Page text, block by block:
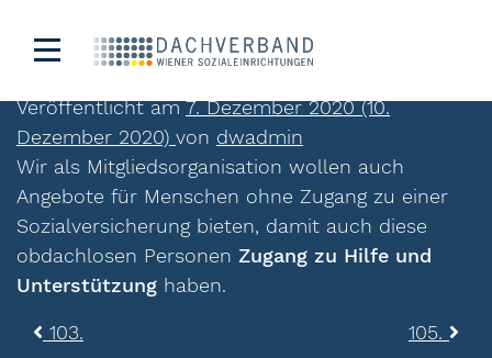
104.
Veröffentlicht am7. Dezember 2020(10.
Dezember 2020) von dwadmin
Wir als Mitgliedsorganisation wollen auch
Angebote für Menschen ohne Zugang zu einer
Sozialversicherung bieten, damit auch diese
obdachlosen Personen Zugang zu Hilfe und
Unterstützung haben.
Beitragsnavigation
103. 105.